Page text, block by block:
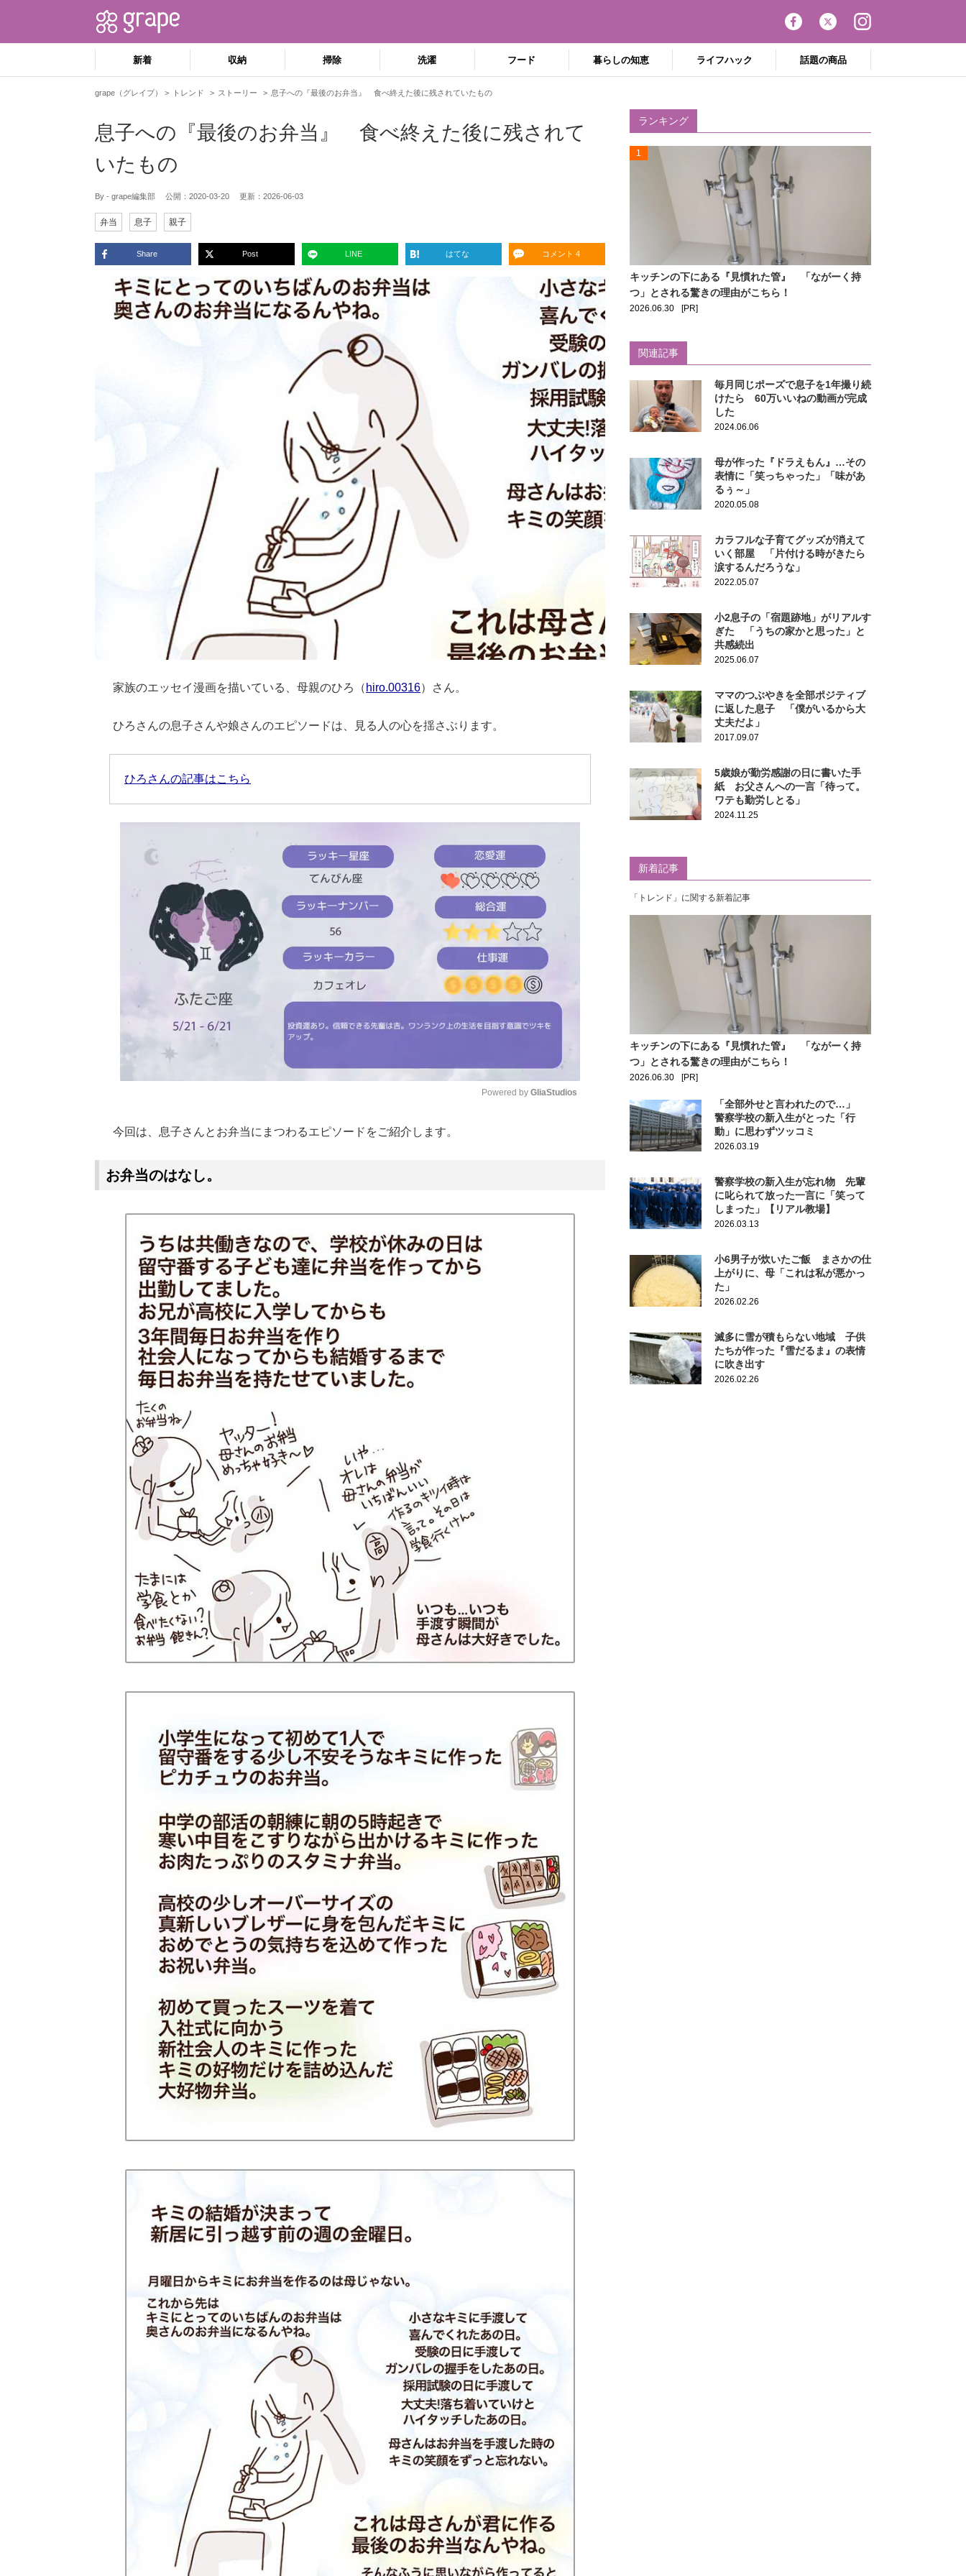
新着 収納 掃除 洗濯 フード 暮らしの知恵 ライフハック 話題の商品
grape（グレイプ） トレンド ストーリー 息子への『最後のお弁当』 食べ終えた後に残されていたもの
息子への『最後のお弁当』 食べ終えた後に残されて
いたもの
By - grape編集部 公開： 2020-03-20 更新： 2026-06-03
弁当 息子 親子
Share Post LINE はてな コメント 4
家族のエッセイ漫画を描いている、母親のひろ（ hiro.00316）さん。
ひろさんの息子さんや娘さんのエピソードは、見る人の心を揺さぶります。
ひろさんの記事はこちら
Powered by GliaStudios
今回は、息子さんとお弁当にまつわるエピソードをご紹介します。
お弁当のはなし。
ランキング
1
キッチンの下にある『見慣れた管』 「ながーく持
つ」とされる驚きの理由がこちら！
2026.06.30 [PR]
関連記事
毎月同じポーズで息子を1年撮り続
けたら 60万いいねの動画が完成
した
2024.06.06
母が作った『ドラえもん』…その
表情に「笑っちゃった」「味があ
るぅ～」
2020.05.08
カラフルな子育てグッズが消えて
いく部屋 「片付ける時がきたら
涙するんだろうな」
2022.05.07
小2息子の「宿題跡地」がリアルす
ぎた 「うちの家かと思った」と
共感続出
2025.06.07
ママのつぶやきを全部ポジティブ
に返した息子 「僕がいるから大
丈夫だよ」
2017.09.07
5歳娘が勤労感謝の日に書いた手
紙 お父さんへの一言「待って。
ワテも勤労しとる」
2024.11.25
新着記事
「トレンド」に関する新着記事
キッチンの下にある『見慣れた管』 「ながーく持
つ」とされる驚きの理由がこちら！
2026.06.30 [PR]
「全部外せと言われたので…」
警察学校の新入生がとった「行
動」に思わずツッコミ
2026.03.19
警察学校の新入生が忘れ物 先輩
に叱られて放った一言に「笑って
しまった」【リアル教場】
2026.03.13
小6男子が炊いたご飯 まさかの仕
上がりに、母「これは私が悪かっ
た」
2026.02.26
滅多に雪が積もらない地域 子供
たちが作った『雪だるま』の表情
に吹き出す
2026.02.26